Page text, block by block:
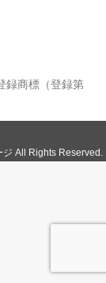
録商標（登録第
All Rights Reserved.